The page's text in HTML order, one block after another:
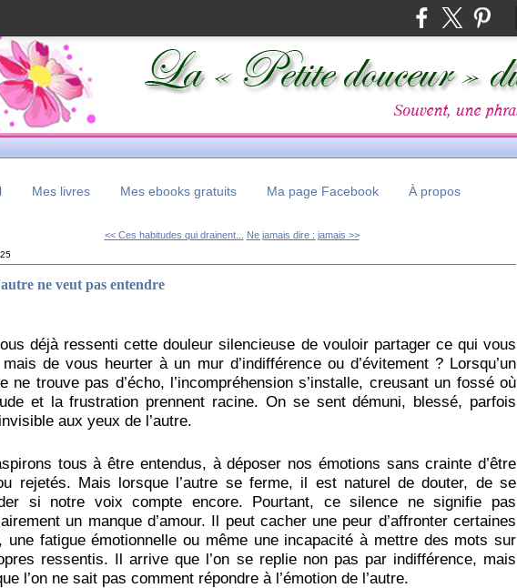
Mes livres Mes ebooks gratuits Ma page Facebook À propos
<< Ces habitudes qui drainent... Ne jamais dire : jamais >>
ne veut pas entendre
déjà ressenti cette douleur silencieuse de vouloir partager ce qui vous
de vous heurter à un mur d’indifférence ou d’évitement ? Lorsqu’un
ne trouve pas d’écho, l’incompréhension s’installe, creusant un fossé où
et la frustration prennent racine. On se sent démuni, blessé, parfois
aux yeux de l’autre.
tous à être entendus, à déposer nos émotions sans crainte d’être
rejetés. Mais lorsque l’autre se ferme, il est naturel de douter, de se
si notre voix compte encore. Pourtant, ce silence ne signifie pas
un manque d’amour. Il peut cacher une peur d’affronter certaines
une fatigue émotionnelle ou même une incapacité à mettre des mots sur
ressentis. Il arrive que l’on se replie non pas par indifférence, mais
l’on ne sait pas comment répondre à l’émotion de l’autre.